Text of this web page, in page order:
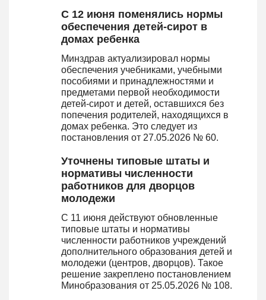
С 12 июня поменялись нормы
обеспечения детей-сирот в
домах ребенка
Минздрав актуализировал нормы
обеспечения учебниками, учебными
пособиями и принадлежностями и
предметами первой необходимости
детей-сирот и детей, оставшихся без
попечения родителей, находящихся в
домах ребенка. Это следует из
постановления от 27.05.2026 № 60.
Уточнены типовые штаты и
нормативы численности
работников для дворцов
молодежи
С 11 июня действуют обновленные
типовые штаты и нормативы
численности работников учреждений
дополнительного образования детей и
молодежи (центров, дворцов). Такое
решение закреплено постановлением
Минобразования от 25.05.2026 № 108.